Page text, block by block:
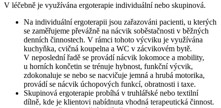
V léčebně je využívána ergoterapie individuální nebo skupinová.
Na individuální ergoterapii jsou zařazováni pacienti, u kterých
se zaměřujeme převážně na nácvik soběstačnosti v běžných
denních činnostech. V rámci tohoto výcviku je využívána
kuchyňka, cvičná koupelna a WC v zácvikovém bytě.
V neposlední řadě se provádí nácvik lokomoce a mobility,
u horních končetin se trénuje hybnost, funkční výcvik,
zdokonaluje se nebo se nacvičuje jemná a hrubá motorika,
provádí se nácvik úchopových funkcí, obratnosti i taxe.
Skupinová ergoterapie probíhá v truhlářské nebo textilní
dílně, kde je klientovi nabídnuta vhodná terapeutická činnost.